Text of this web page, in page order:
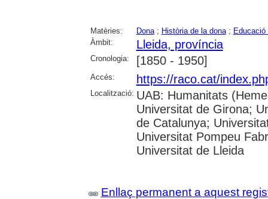
Matèries: Dona; Història de la dona; Educació
Àmbit:
Lleida, província
Cronologia: [1850 - 1950]
Accés: https://raco.cat/
Localització: UAB: Humanitats
Universitat de Girona;
de Catalunya;
Universitat Pompeu
Universitat de Lleida
Enllaç permanent a aquest